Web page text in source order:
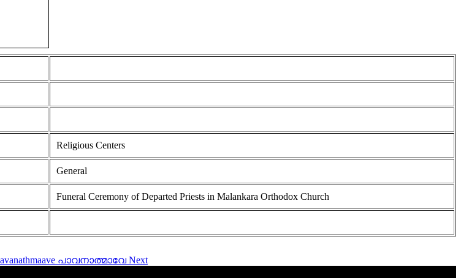
Religious Centers
General
Funeral Ceremony of Departed Priests in Malankara Orthodox Church
പാവനാത്മാവേ Next